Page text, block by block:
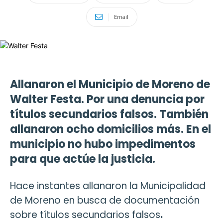
Email
Allanaron el Municipio de Moreno de
Walter Festa. Por una denuncia por
títulos secundarios falsos. También
allanaron ocho domicilios más. En el
municipio no hubo impedimentos
para que actúe la justicia.
Hace instantes allanaron la Municipalidad
de Moreno en busca de documentación
sobre títulos secundarios falsos.